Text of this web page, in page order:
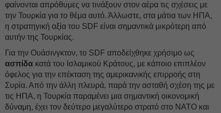
φαίνονται απρόθυμες να τινάξουν στον αέρα τις σχέσεις με
την Τουρκία για το θέμα αυτό. Άλλωστε, στα μάτια των ΗΠΑ,
η στρατηγική αξία του SDF είναι σημαντικά μικρότερη από
αυτήν της Τουρκίας.
Για την Ουάσινγκτον, το SDF αποδείχθηκε χρήσιμο ως
ασπίδα κατά του Ισλαμικού Κράτους, με κάποιο επιπλέον
όφελος για την επέκταση της αμερικανικής επιρροής στη
Συρία. Από την άλλη πλευρά, παρά την ασταθή σχέση της με
τις ΗΠΑ, η Τουρκία παραμένει μια σημαντική οικονομική
δύναμη, έχει τον δεύτερο μεγαλύτερο στρατό στο ΝΑΤΟ και